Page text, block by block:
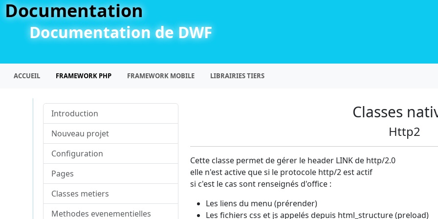
Documentation
Documentation de DWF
ACCUEIL FRAMEWORK PHP FRAMEWORK MOBILE LIBRAIRIES TIERS
Introduction
Nouveau projet
Configuration
Pages
Classes metiers
Methodes evenementielles
Classes
Http2
Cette classe permet de gérer le header LINK de http/2.0
elle n'est active que si le protocole http/2 est actif
si c'est le cas sont renseignés d'office :
Les liens du menu (prérender)
Les fichiers css et js appelés depuis html_structure (preload)